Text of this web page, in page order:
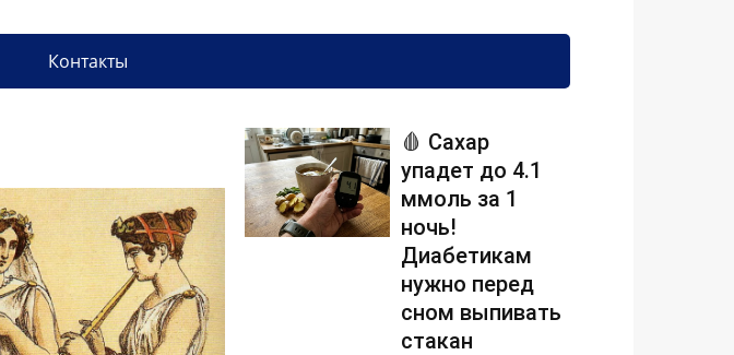
Контакты
🩸 Сахар
упадет до 4.1
ммоль за 1
ночь!
Диабетикам
нужно перед
сном выпивать
стакан